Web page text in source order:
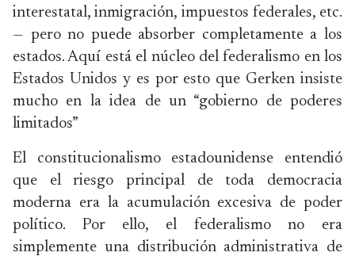
interestatal, inmigración, impuestos federales, etc.
— pero no puede absorber completamente a los
estados. Aquí está el núcleo del federalismo en los
Estados Unidos y es por esto que Gerken insiste
mucho en la idea de un “gobierno de poderes
limitados”
El constitucionalismo estadounidense entendió
que el riesgo principal de toda democracia
moderna era la acumulación excesiva de poder
político. Por ello, el federalismo no era
simplemente una distribución administrativa de